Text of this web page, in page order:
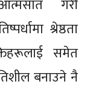
गरी
श्रेष्ठता
समेत
बनाउने नै